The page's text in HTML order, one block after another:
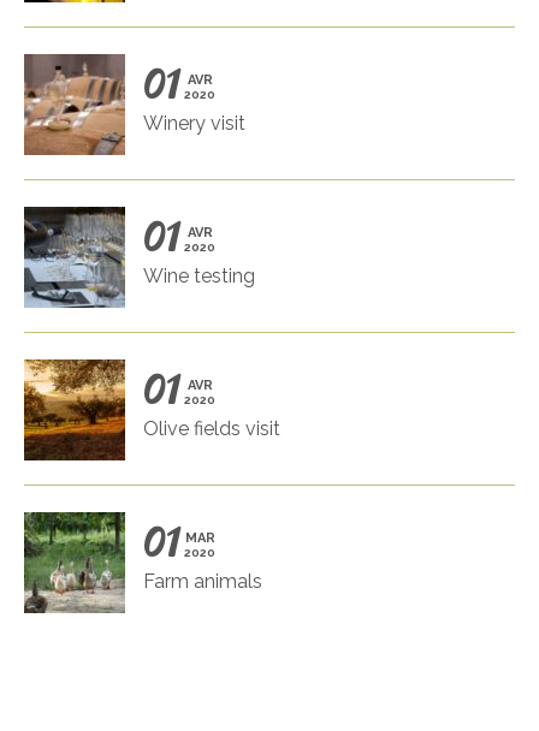
01 AVR
2020
Winery visit
01 AVR
2020
Wine testing
01 AVR
2020
Olive fields visit
01 MAR
2020
Farm animals